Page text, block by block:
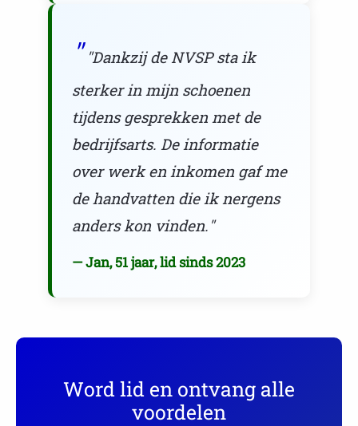
"Dankzij de NVSP sta ik
sterker in mijn schoenen
tijdens gesprekken met de
bedrijfsarts. De informatie
over werk en inkomen gaf me
de handvatten die ik nergens
anders kon vinden."
— Jan, 51 jaar, lid sinds 2023
Word lid en ontvang alle
voordelen